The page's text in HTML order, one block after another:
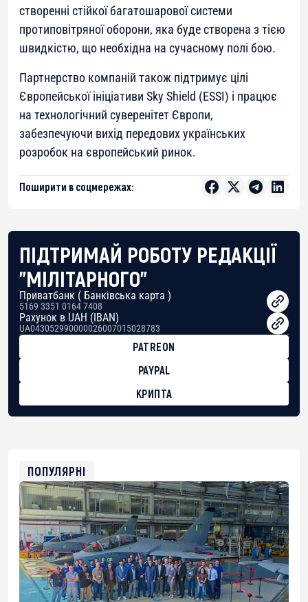
створенні стійкої багатошарової системи
протиповітряної оборони, яка буде створена з тією
швидкістю, що необхідна на сучасному полі бою.
Партнерство компаній також підтримує цілі
Європейської ініціативи Sky Shield (ESSI) і працює
на технологічний суверенітет Європи,
забезпечуючи вихід передових українських
розробок на європейський ринок.
Поширити в соцмережах:
ПІДТРИМАЙ РОБОТУ РЕДАКЦІЇ
"МІЛІТАРНОГО"
Приватбанк ( Банківська карта )
5169 3351 0164 7408
Рахунок в UAH (IBAN)
UA043052990000026007015028783
PATREON
PAYPAL
КРИПТА
0xfD02863D3289416fcF50975c9DFda13623f97758
ПОПУЛЯРНІ